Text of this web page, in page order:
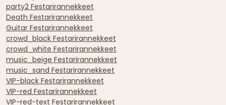
party2 Festarirannekkeet
Death Festarirannekkeet
Guitar Festarirannekkeet
crowd_black Festarirannekkeet
crowd_white Festarirannekkeet
music_beige Festarirannekkeet
music_sand Festarirannekkeet
VIP-black Festarirannekkeet
VIP-red Festarirannekkeet
VIP-red-text Festarirannekkeet